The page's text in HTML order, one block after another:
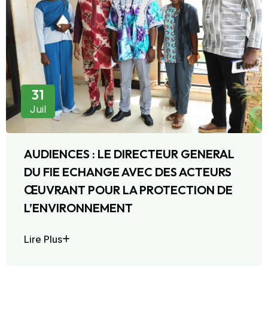
25
Juil
VISITE DE COURTOISIE AU PRESIDENT
DE LA DELEGATION SPECIALE DE
L’ARRONDISSEMENT N°6
Lire Plus